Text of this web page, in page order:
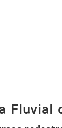
Fluvial